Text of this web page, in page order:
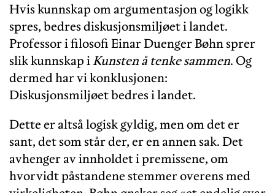
Hvis kunnskap om argumentasjon og logikk
spres, bedres diskusjonsmiljøet i landet.
Professor i filosofi Einar Duenger Bøhn sprer
slik kunnskap iKunsten å tenke sammen. Og
dermed har vi konklusjonen:
Diskusjonsmiljøet bedres i landet.
Dette er altså logisk gyldig, men om det er
sant, det som står der, er en annen sak. Det
avhenger av innholdet i premissene, om
hvorvidt påstandene stemmer overens med